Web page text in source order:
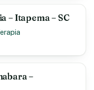
– Itapema – SC
–